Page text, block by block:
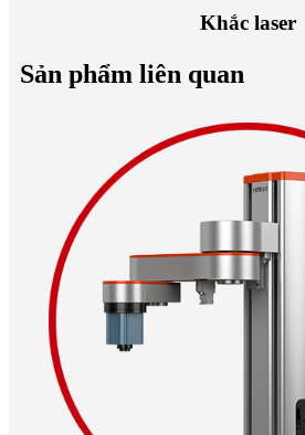
Khắc laser
Sản phẩm liên quan